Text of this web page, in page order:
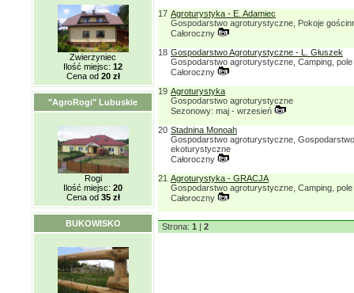
Zwierzyniec
Ilość miejsc: 12
Cena od 20 zł
"AgroRogi" Lubuskie
Rogi
Ilość miejsc: 20
Cena od 35 zł
BUKOWISKO
17 Agroturystyka - E. Adamiec
Gospodarstwo agroturystyczne, Pokoje
Całoroczny
18 Gospodarstwo Agroturystyczne - L. Głuszek
Gospodarstwo agroturystyczne, Camping, pole
Całoroczny
19 Agroturystyka
Gospodarstwo agroturystyczne
Sezonowy: maj - wrzesień
20 Stadnina Monoah
Gospodarstwo agroturystyczne, Gospodarstwo
ekoturystyczne
Całoroczny
21 Agroturystyka - GRACJA
Gospodarstwo agroturystyczne, Camping, pole
Całoroczny
Strona: 1 | 2